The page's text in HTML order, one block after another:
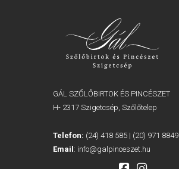
GÁL SZŐLŐBIRTOK ÉS PINCÉSZET
H- 2317 Szigetcsép, Szőlőtelep
Telefon: (24) 418 585 | (20) 971 8849
Email: info@galpinceszet.hu